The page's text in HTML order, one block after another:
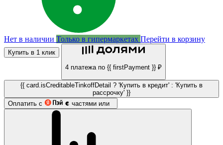
Нет в наличии Только в гипермаркетах Перейти в корзину
Купить в 1 клик
4 платежа по {{ firstPayment }} ₽
{{ card.isCreditableTinkoffDetail ? 'Купить в кредит' : 'Купить в
рассрочку' }}
Оплатить с
частями или